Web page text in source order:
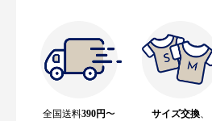
全国送料390円〜
サイズ交換